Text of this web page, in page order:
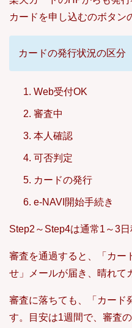
カードを申し込むのボタン
カードの発行状況の区分
Web受付OK
審査中
本人確認
可否判定
カードの発行
e-NAVI開始手続き
Step2～Step4は通常1～3日
審査を通過すると、「カー
せ」メールが届き、晴れて
審査に落ちても、「カード
す。目安は1週間で、審査